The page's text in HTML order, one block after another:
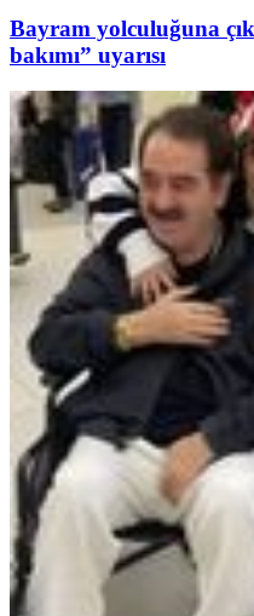
Bayram yolculuğuna
bakımı” uyarısı